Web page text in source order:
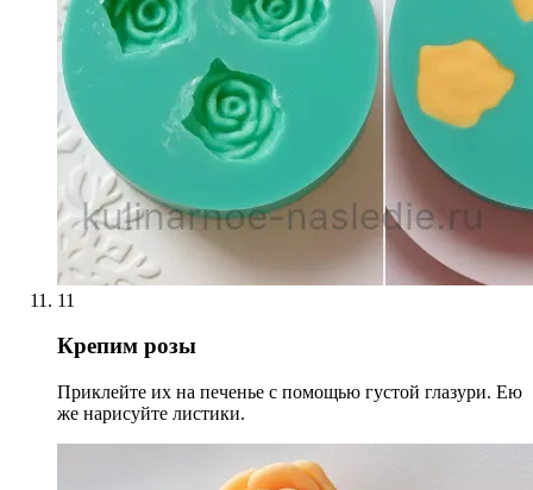
11
Крепим розы
Приклейте их на печенье с помощью густой глазури. Ею
же нарисуйте листики.